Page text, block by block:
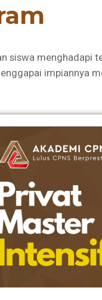
siswa menghadapi
impiannya